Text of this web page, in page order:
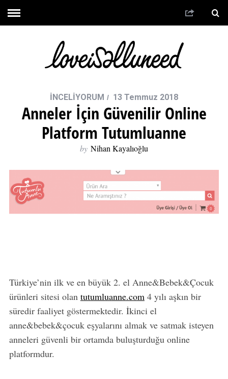
İNCELİYORUM 13 Temmuz 2018
Anneler İçin Güvenilir Online
Platform Tutumluanne
by Nihan Kayalıoğlu
Türkiye’nin ilk ve en büyük 2. el Anne&Bebek&Çocuk
ürünleri sitesi olan tutumluanne.com4 yılı aşkın bir
süredir faaliyet göstermektedir. İkinci el
anne&bebek&çocuk eşyalarını almak ve satmak isteyen
anneleri güvenli bir ortamda buluşturduğu online
platformdur.